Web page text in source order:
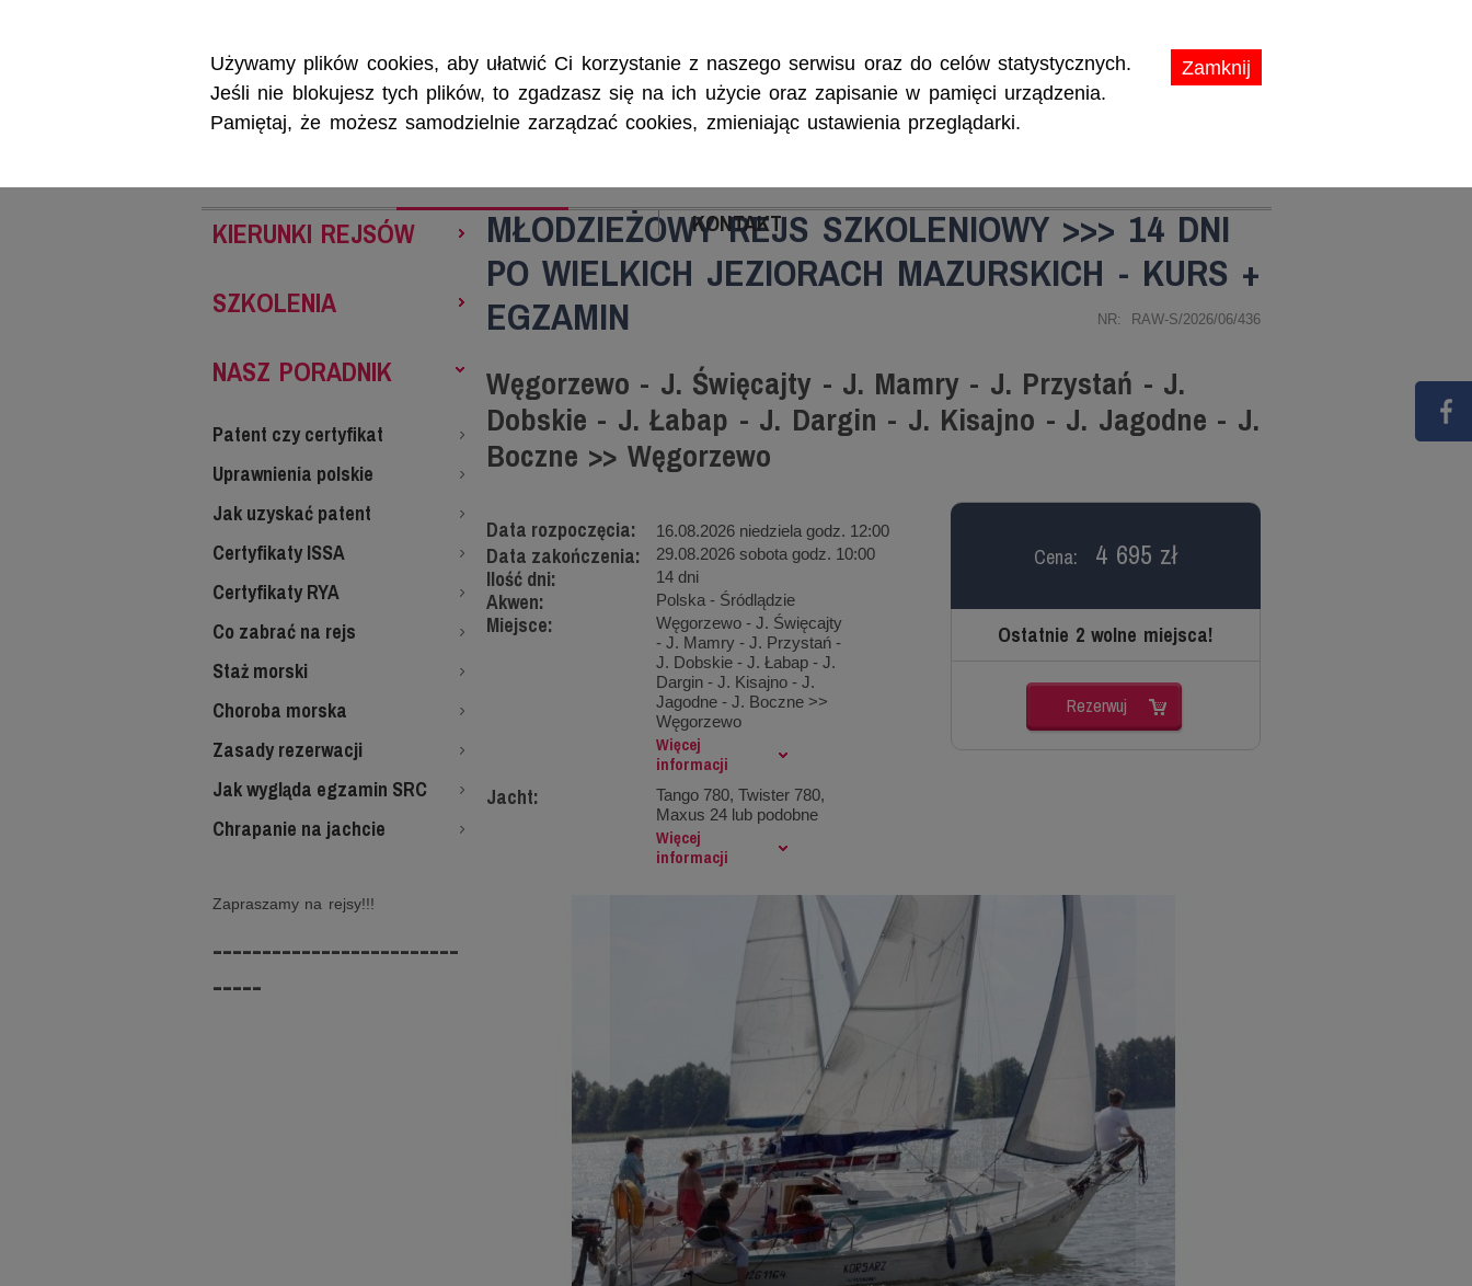
Zamknij
Używamy plików cookies, aby ułatwić Ci korzystanie z naszego serwisu oraz do celów statystycznych.
Jeśli nie blokujesz tych plików, to zgadzasz się na ich użycie oraz zapisanie w pamięci urządzenia.
Pamiętaj, że możesz samodzielnie zarządzać cookies, zmieniając ustawienia przeglądarki.
KONTAKT
Rejsy morskie i śródlądowe, szkolenia żeglarskie, patenty i certyfikaty.
MŁODZIEŻOWY REJS SZKOLENIOWY >>> 14 DNI
PO WIELKICH JEZIORACH MAZURSKICH - KURS +
EGZAMIN
NR: RAW-S/2026/06/436
Węgorzewo - J. Święcajty - J. Mamry - J. Przystań - J.
Dobskie - J. Łabap - J. Dargin - J. Kisajno - J. Jagodne - J.
Boczne >> Węgorzewo
Data rozpoczęcia: 16.08.2026 niedziela godz. 12:00
Data zakończenia: 29.08.2026 sobota godz. 10:00
Ilość dni: 14 dni
Akwen: Polska - Śródlądzie
Miejsce:
Węgorzewo - J. Święcajty
- J. Mamry - J. Przystań -
J. Dobskie - J. Łabap - J.
Dargin - J. Kisajno - J.
Jagodne - J. Boczne >>
Węgorzewo
Więcej
informacji
Jacht:
Tango 780, Twister 780,
Maxus 24 lub podobne
Więcej
informacji
Cena: 4 695 zł
Ostatnie 2 wolne miejsca!
Rezerwuj
KIERUNKI REJSÓW
SZKOLENIA
NASZ PORADNIK
Patent czy certyfikat
Uprawnienia polskie
Jak uzyskać patent
Certyfikaty ISSA
Certyfikaty RYA
Co zabrać na rejs
Staż morski
Choroba morska
Zasady rezerwacji
Jak wygląda egzamin SRC
Chrapanie na jachcie
Zapraszamy na rejsy!!!
-------------------------
-----